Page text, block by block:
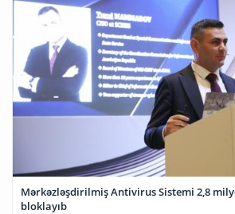
Mərkəzləşdirilmiş Antivirus Sistemi 2,8
bloklayıb